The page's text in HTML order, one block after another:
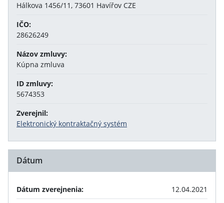
Hálkova 1456/11, 73601 Havířov CZE
IČO:
28626249
Názov zmluvy:
Kúpna zmluva
ID zmluvy:
5674353
Zverejnil:
Elektronický kontraktačný systém
Dátum
Dátum zverejnenia:
12.04.2021